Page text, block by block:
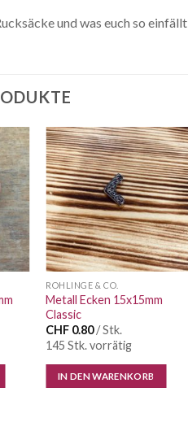
und was euch so einfällt
Auf die
Wunschliste
ROHLINGE & CO.
Metall Ecken 15x15mm
Classic
CHF 0.80/ Stk.
145 Stk. vorrätig
IN DEN WARENKORB